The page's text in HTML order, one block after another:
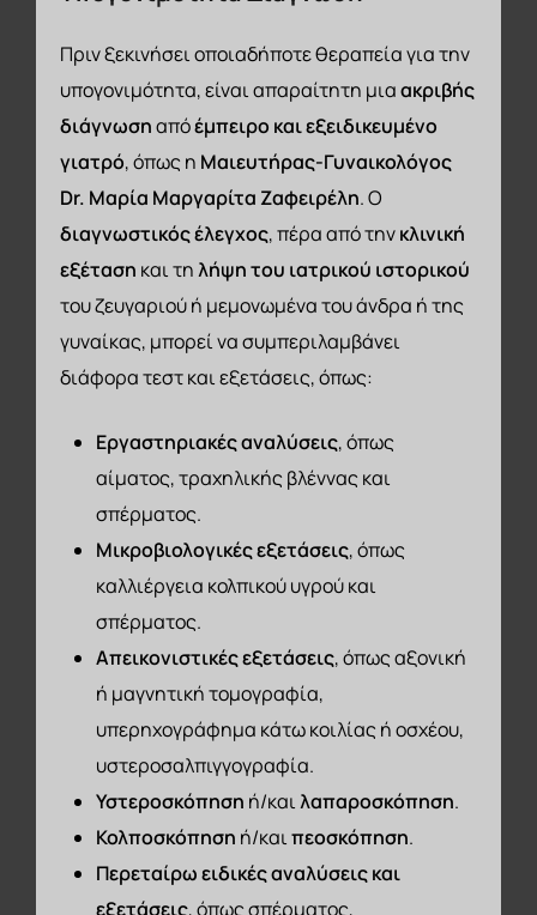
Πριν ξεκινήσει οποιαδήποτε θεραπεία για την
υπογονιμότητα, είναι απαραίτητη μιαακριβής
διάγνωσηαπόέμπειρο και εξειδικευμένο
γιατρό, όπως η Μαιευτήρας-Γυναικολόγος
Dr. Μαρία Μαργαρίτα Ζαφειρέλη. Ο
διαγνωστικός έλεγχος, πέρα από τηνκλινική
εξέταση και τηλήψη του ιατρικού ιστορικού
του ζευγαριού ή μεμονωμένα του άνδρα ή της
γυναίκας, μπορεί να συμπεριλαμβάνει
διάφορα τεστ και εξετάσεις, όπως:
Εργαστηριακές αναλύσεις, όπως
αίματος, τραχηλικής βλέννας και
σπέρματος.
Μικροβιολογικές εξετάσεις, όπως
καλλιέργεια κολπικού υγρού και
σπέρματος.
Απεικονιστικές εξετάσεις, όπως αξονική
ή μαγνητική τομογραφία,
υπερηχογράφημα κάτω κοιλίας ή οσχέου,
υστεροσαλπιγγογραφία.
Υστεροσκόπηση ή/καιλαπαροσκόπηση.
Κολποσκόπηση ή/καιπεοσκόπηση.
Περεταίρω ειδικές αναλύσεις και
εξετάσεις, όπως σπέρματος,